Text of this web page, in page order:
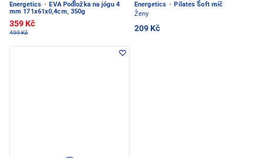
Energetics · EVA Podložka na jógu 4
mm 171x61x0,4cm, 350g
359 Kč
499 Kč
Energetics · Pilates Soft míč
Ženy
209 Kč